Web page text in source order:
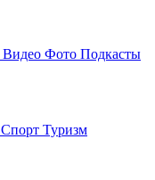
Видео Фото Подкасты
Спорт Туризм